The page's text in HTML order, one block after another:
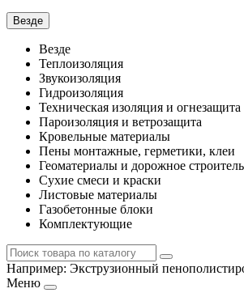
Везде
Везде
Теплоизоляция
Звукоизоляция
Гидроизоляция
Техническая изоляция и огнезащита
Пароизоляция и ветрозащита
Кровельные материалы
Пены монтажные, герметики, клеи
Геоматериалы и дорожное
Сухие смеси и краски
Листовые материалы
Газобетонные блоки
Комплектующие
Например: Экструзионный
Меню